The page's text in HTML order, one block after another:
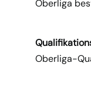
Oberliga
Oberliga-